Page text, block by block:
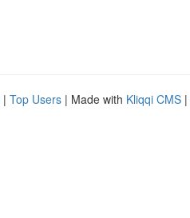
| Top Users | Made with Kliqqi CMS |